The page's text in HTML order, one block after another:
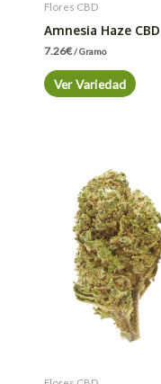
Flores CBD
Amnesia Haze CBD
7.26€/ Gramo
Ver Variedad